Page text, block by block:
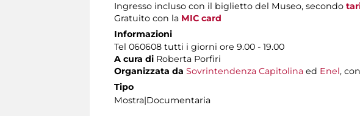
Ingresso incluso con il biglietto del Museo, secondo
Gratuito con la MIC card
Informazioni
Tel 060608 tutti i giorni ore 9.00 - 19.00
A cura di Roberta Porfiri
Organizzata da Sovrintendenza Capitolina ed Enel,
Tipo
Mostra|Documentaria